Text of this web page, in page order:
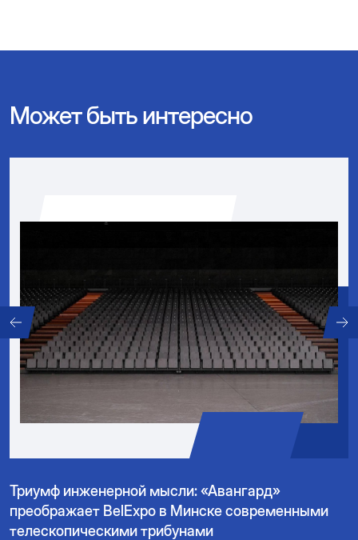
Может быть интересно
Триумф инженерной мысли: «Авангард»
преображает BelExpo в Минске современными
телескопическими трибунами